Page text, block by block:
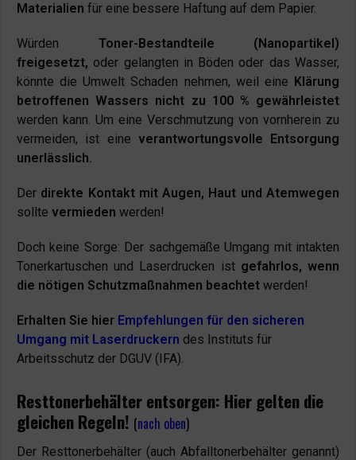
Materialien für eine bessere Haftung auf dem Papier.
Würden Toner-Bestandteile (Nanopartikel)
freigesetzt, oder gelangten in Böden oder das Wasser,
könnte die Umwelt Schaden nehmen, weil eine Klärung
betroffenen Wassers nicht zu 100 % gewährleistet
werden kann. Um eine Verschmutzung von vornherein zu
vermeiden, ist eine verantwortungsvolle Entsorgung
unerlässlich.
Der direkte Kontakt mit Augen, Haut und Atemwegen
sollte vermieden werden!
Doch keine Sorge: Der sachgemäße Umgang mit intakten
Tonerkartuschen und Laserdrucken ist gefahrlos, wenn
die nötigen Schutzmaßnahmen beachtet werden!
Erhalten Sie hier Empfehlungen für den sicheren
Umgang mit Laserdruckern des Instituts für
Arbeitsschutz der DGUV (IFA).
Resttonerbehälter entsorgen: Hier gelten die
gleichen Regeln! (nach oben)
Der Resttonerbehälter (auch Abfalltonerbehälter genannt)